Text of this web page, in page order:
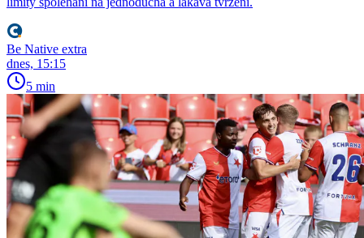
Be Native extra
dnes, 15:15
5 min